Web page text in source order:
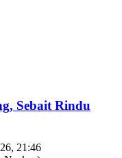
Sebait Rindu
21:46